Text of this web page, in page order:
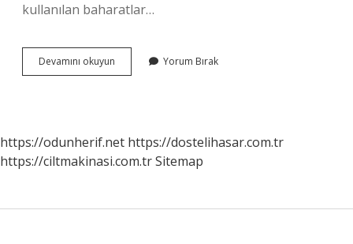
kullanılan baharatlar…
Devamını okuyun
Içine
Yorum Bırak
https://odunherif.net https://dostelihasar.com.tr
https://ciltmakinasi.com.trSitemap